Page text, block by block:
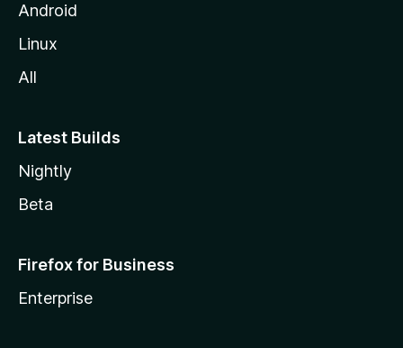
Android
Linux
All
Latest Builds
Nightly
Beta
Firefox for Business
Enterprise